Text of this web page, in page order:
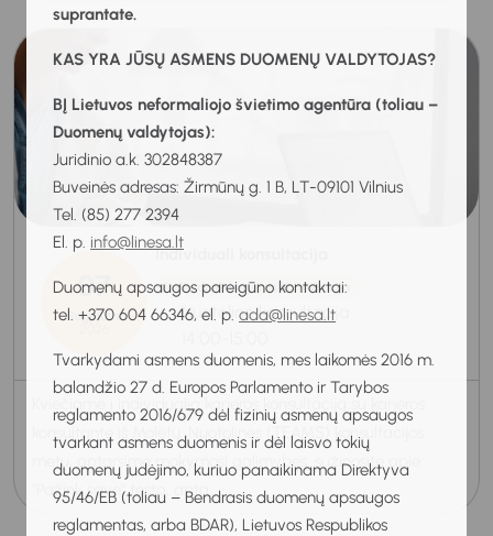
suprantate.
KAS YRA JŪSŲ ASMENS DUOMENŲ VALDYTOJAS?
BĮ Lietuvos neformaliojo švietimo agentūra (toliau –
Duomenų valdytojas):
Juridinio a.k. 302848387
Buveinės adresas: Žirmūnų g. 1 B, LT-09101 Vilnius
Tel. (85) 277 2394
El. p. info@linesa.lt
Duomenų apsaugos pareigūno kontaktai:
tel. +370 604 66346, el. p. ada@linesa.lt
Tvarkydami asmens duomenis, mes laikomės 2016 m.
balandžio 27 d. Europos Parlamento ir Tarybos
reglamento 2016/679 dėl fizinių asmenų apsaugos
tvarkant asmens duomenis ir dėl laisvo tokių
duomenų judėjimo, kuriuo panaikinama Direktyva
95/46/EB (toliau – Bendrasis duomenų apsaugos
reglamentas, arba BDAR), Lietuvos Respublikos
07
Rugpjūtis
Individuali konsultacija
Individuali karjeros konsultacija
Nuotolinė konsultacija
Kviečiame į individualią karjeros konsultaciją su karjeros
konsultante iš Molėtų. Nuotolinės (TEAMS) konsultacijos
metu, aptarsime mokymosi galimybes, sužinosite apie
"Pažink save" testą, apta...